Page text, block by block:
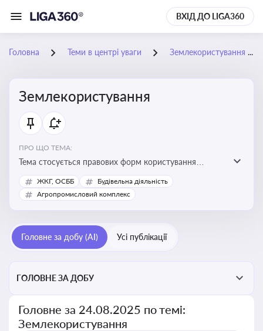
ВХІД ДО LIGA360
Головна Теми в центрі уваги Землекористування
Землекористування
ПРО ЩО ТЕМА:
Тема стосується правових форм користування
землею, зокрема умов доступу, володіння та
користування земельними ділянками різних форм
ЖКГ, ОСББ
Будівельна діяльність
Агропромисловий комплекс
Головне за добу (AI) Усі публікації
ГОЛОВНЕ ЗА ДОБУ
Головне за 24.08.2025 по темі:
Землекористування